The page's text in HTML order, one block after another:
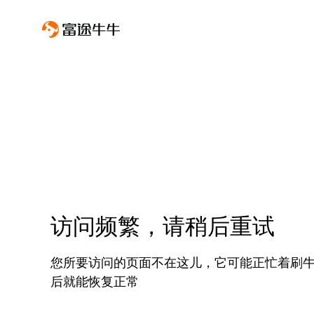
访问频繁，请稍后重试
您所要访问的页面不在这儿，它可能正忙着刷
后就能恢复正常